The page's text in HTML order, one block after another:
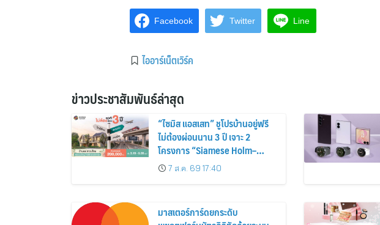
Facebook Twitter Line
ไออาร์เน็ตเวิร์ค
ข่าวประชาสัมพันธ์ล่าสุด
“ไซมิส แอสเสท” ชูโปรบ้านอยู่ฟรี
ไม่ต้องผ่อนนาน 3 ปี เจาะ 2
โครงการ “Siamese Holm–
Siamese Blossom” พร้อม
ส่วนลดและสิทธิพิเศษถึง 31
7 ส.ค. 69 17:40
มาสเตอร์การ์ดยกระดับ